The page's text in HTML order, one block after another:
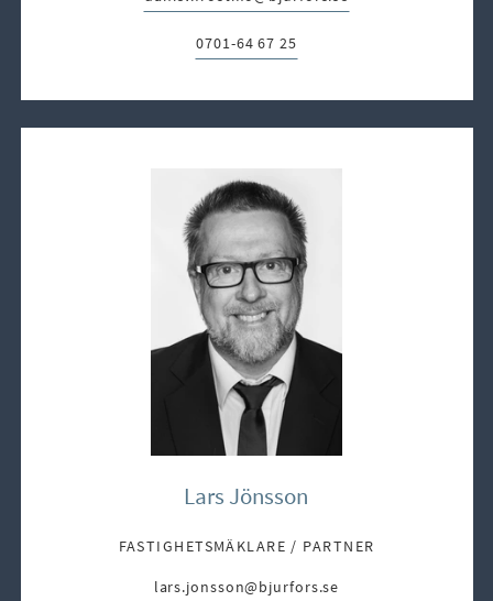
Telefon:
0701-64 67 25
Lars Jönsson
FASTIGHETSMÄKLARE / PARTNER
E-post:
lars.jonsson@bjurfors.se